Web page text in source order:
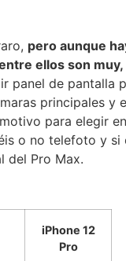
pero aunque
ellos son
panel de pantalla
principales y
para elegir
o no telefoto y si
del Pro Max.
iPhone 12
Pro